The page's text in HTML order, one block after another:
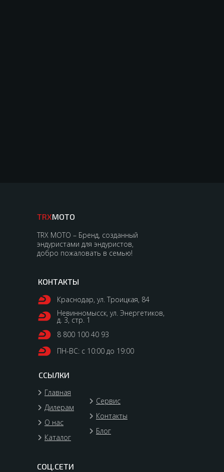
Краснодар, ул. Троицкая, 84
Невинномысск, ул. Энергетиков,
д. 3, стр. 1
8 800 100 40 93
ПН-ВС: с 10:00 до 19:00
КОНТАКТЫ
TRXMOTO
Главная
Дилерам
О нас
Блог
Контакты
Сервис
Каталог
ССЫЛКИ
СОЦ.СЕТИ
TRX MOTO – Бренд, созданный
эндуристами для эндуристов,
добро пожаловать в семью!